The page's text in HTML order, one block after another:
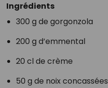
Ingrédients
300 g de gorgonzola
200 g d’emmental
20 cl de crème
50 g de noix concassées